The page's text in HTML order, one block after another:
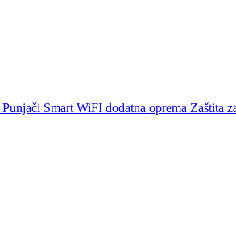
Punjači Smart WiFI dodatna oprema Zaštita